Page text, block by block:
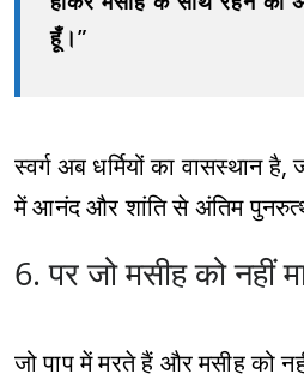
हूँ।”
स्वर्ग अब धर्मियों का वासस्थान
में आनंद और शांति से अंतिम
6. पर जो मसीह को नहीं
जो पाप में मरते हैं और मसीह को